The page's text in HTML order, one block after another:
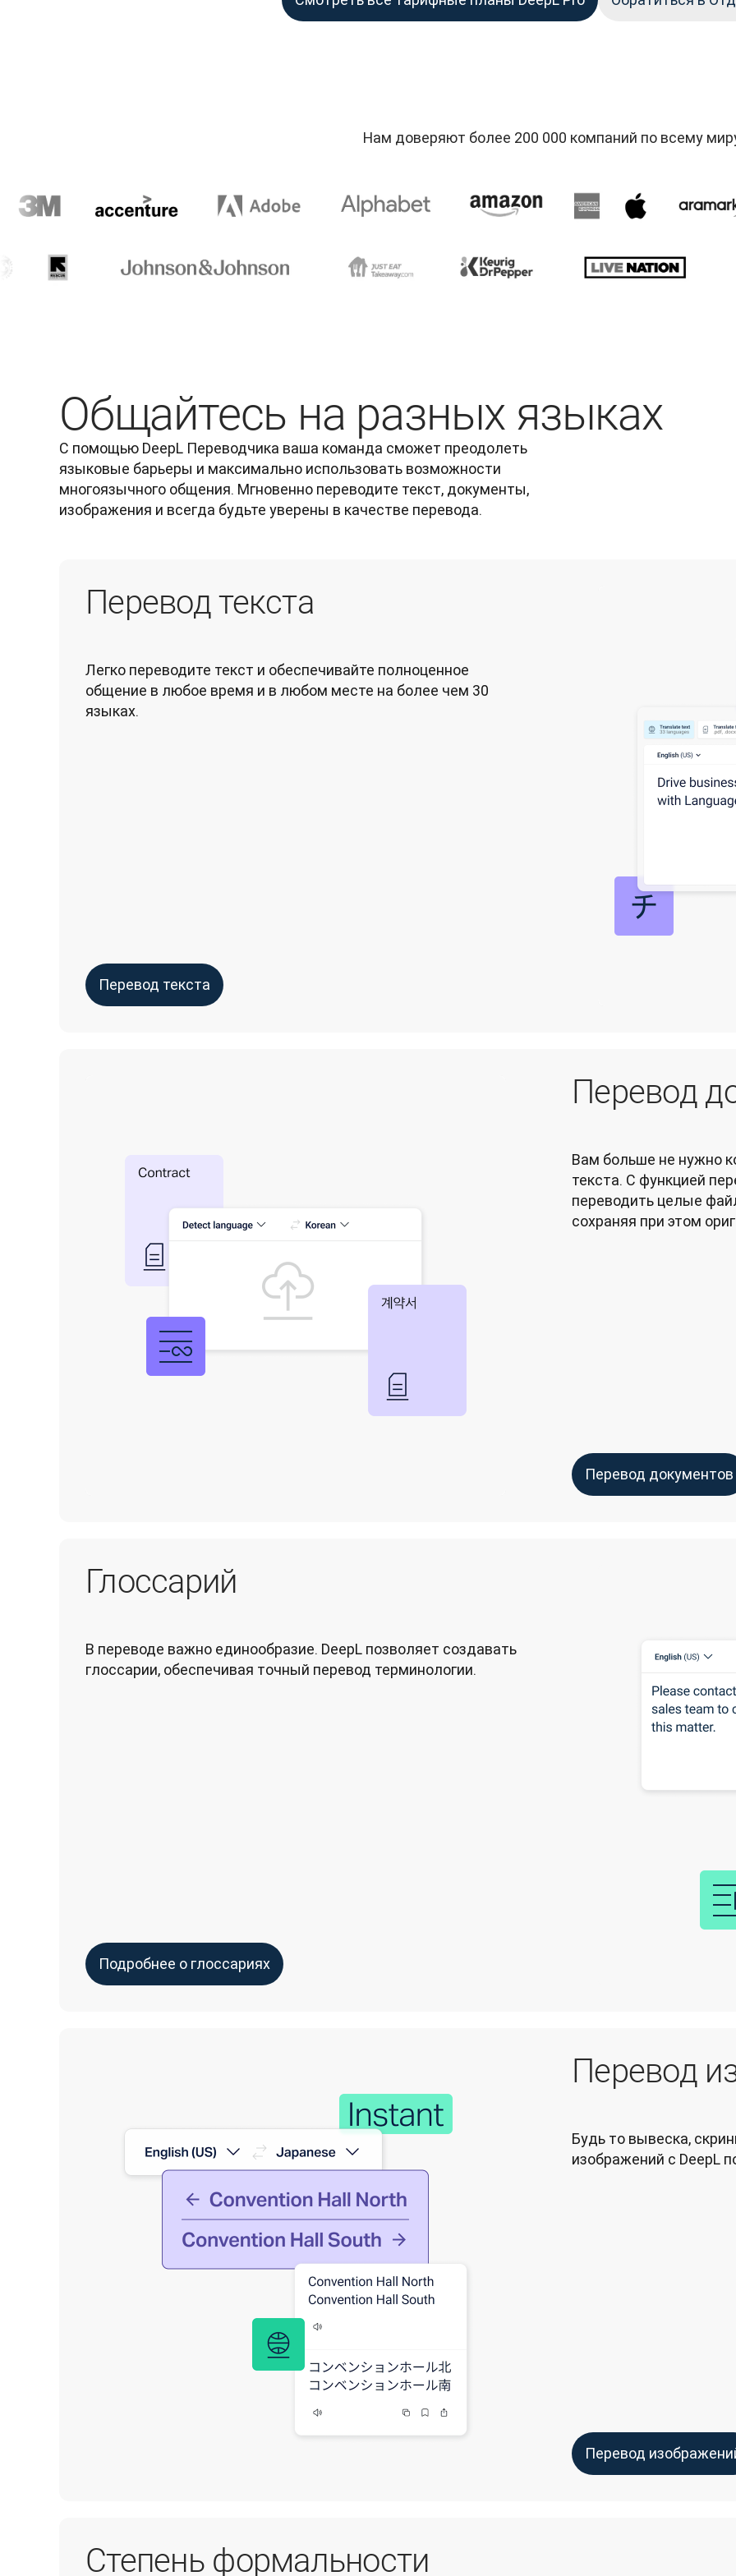
Нам доверяют более 200 000 компаний по всему
Общайтесь на разных языках
С помощью DeepL Переводчика ваша команда сможет преодолеть
языковые барьеры и максимально использовать возможности
многоязычного общения. Мгновенно переводите текст, документы,
изображения и всегда будьте уверены в качестве перевода.
Перевод текста
Легко переводите текст и обеспечивайте полноценное
общение в любое время и в любом месте на более чем 30
языках.
Перевод текста
Перевод
Вам больше не нужно
текста. С функцией
переводить целые
сохраняя при этом
Перевод документов
Глоссарий
В переводе важно единообразие. DeepL позволяет создавать
глоссарии, обеспечивая точный перевод терминологии.
Подробнее о глоссариях
Перевод
Будь то вывеска,
изображений с DeepL
Перевод
Степень формальности